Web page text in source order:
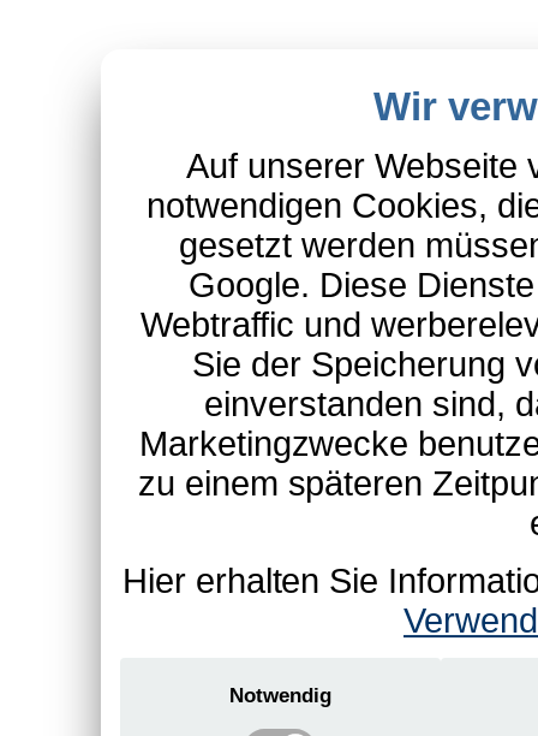
Wir
Auf unserer Webseite
notwendigen Cookies,
gesetzt werden
Google. Diese
Webtraffic und
Sie der Speicherung
einverstanden sind,
Marketingzwecke
zu einem späteren
Hier erhalten Sie
Notwendig